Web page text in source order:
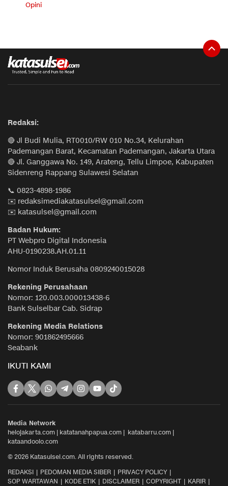
Opini
Redaksi:
🔴 Jl Budi Mulia, RT0010/RW 010 No.34, Kelurahan
Pademangan Barat, Kecamatan Pademangan, Jakarta Utara
🔴 Jl. Ganggawa No. 149, Arateng, Tellu Limpoe, Kabupaten
Sidenreng Rappang Sulawesi Selatan
📞 0823-4898-1986
✉️ redaksimediakatasulsel@gmail.com
✉️ katasulsel@gmail.com
Badan Hukum:
PT Webpro Digital Indonesia
AHU-0190238.AH.01.11
Nomor Induk Berusaha 0809240015028
Rekening Perusahaan
Nomor: 120.003.000013438-6
Bank Sulselbar Cab. Sidrap
Rekening Media Relations
Nomor: 901862495666
Seabank
IKUTI KAMI
Media Network
helojakarta.com | katatanahpapua.com | katabarru.com |
kataandoolo.com
© 2026 Katasulsel.com. All rights reserved.
REDAKSI
PEDOMAN MEDIA SIBER
PRIVACY POLICY
SOP WARTAWAN
KODE ETIK DISCLAIMER COPYRIGHT KARIR